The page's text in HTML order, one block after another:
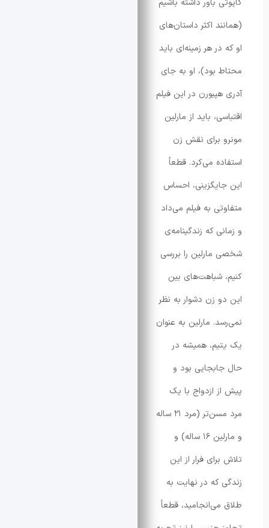
باور داشته باشیم
اکثر داستان‌های
هر زمینه‌ای باید
بود)، او به جای
در این فیلم
باید از مارلین
نقش زن
می‌کرد. قطعاً
احساس
به فیلم می‌داد
که زندگینامه‌ی
را بررسی
شباهت‌های بین
زن دشوار به نظر
مارلین به عنوان
همیشه در
بود و
ازدواج با یک
مرد مسن‌تر (مرد ۲۱ ساله
و مارلین ۱۶ ساله) و
فرار از این
در نهایت به
قطعاً